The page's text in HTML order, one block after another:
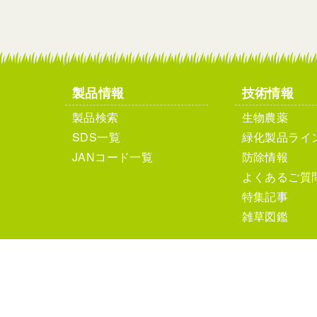
製品情報
製品検索
SDS一覧
JANコード一覧
技術情報
生物農薬
緑化製品ライ
防除情報
よくあるご質
特集記事
雑草図鑑